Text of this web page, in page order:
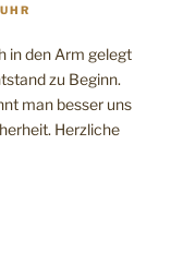
in den Arm gelegt
zu Beginn.
man besser uns
Herzliche